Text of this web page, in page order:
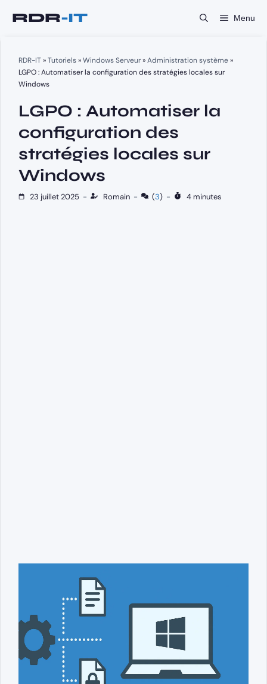
Menu
RDR-IT»Tutoriels»Windows Serveur»Administration système»
LGPO : Automatiser la configuration des stratégies locales sur
Windows
LGPO : Automatiser la
configuration des
stratégies locales sur
Windows
23 juillet 2025 - Romain - (3) - 4 minutes